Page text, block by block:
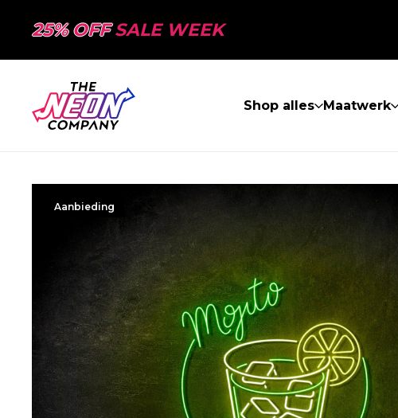
25% OFFSALE WEEK
Shop alles Maatwerk
Aanbieding